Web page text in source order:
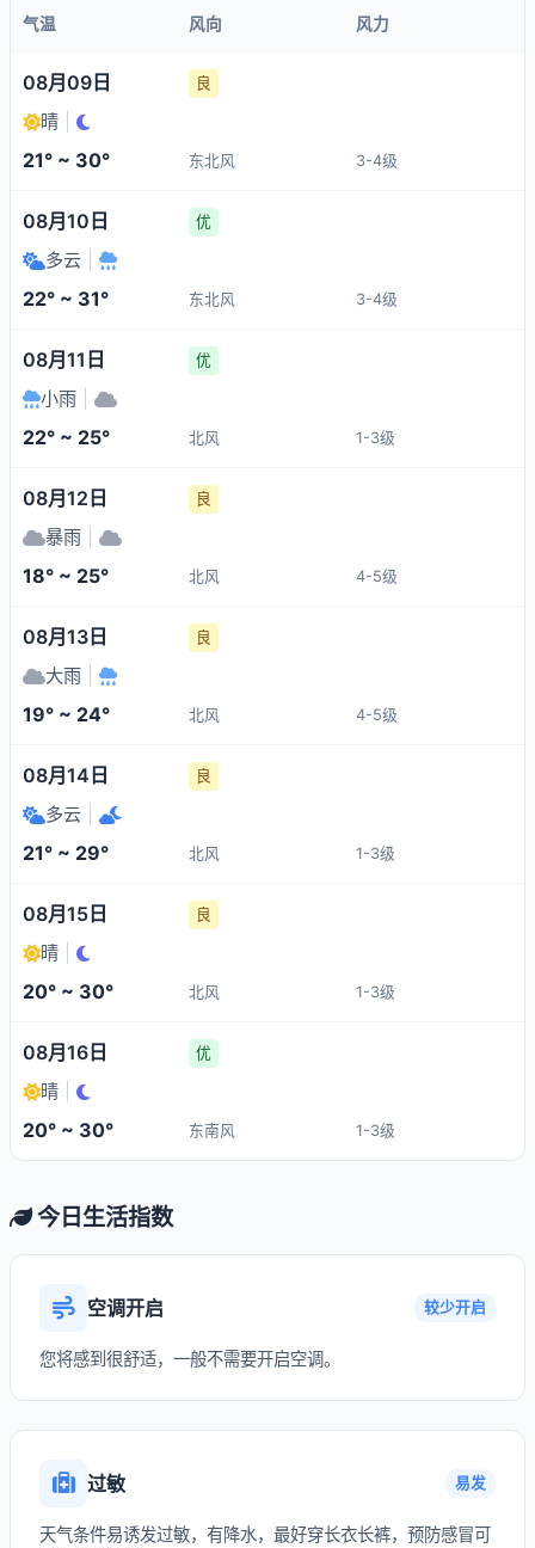
气温
风向 风力
08月09日 良
晴
21° ~ 30° 东北风 3-4级
08月10日 优
多云
22° ~ 31° 东北风 3-4级
08月11日 优
小雨
22° ~ 25° 北风 1-3级
08月12日 良
暴雨
18° ~ 25° 北风 4-5级
08月13日 良
大雨
19° ~ 24° 北风 4-5级
08月14日 良
多云
21° ~ 29° 北风 1-3级
08月15日 良
晴
20° ~ 30° 北风 1-3级
08月16日 优
晴
20° ~ 30° 东南风 1-3级
今日生活指数
空调开启 较少开启
您将感到很舒适，一般不需要开启空调。
过敏 易发
天气条件易诱发过敏，有降水，最好穿长衣长裤，预防感冒可